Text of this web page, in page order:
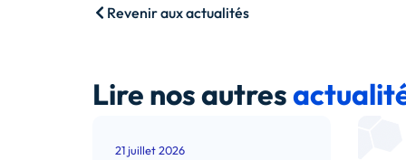
Revenir aux actualités
Lire nos autres
21 juillet 2026